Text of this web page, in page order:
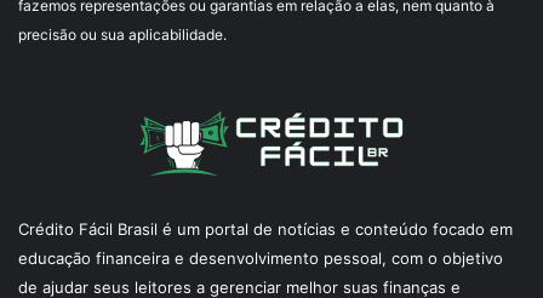
fazemos representações ou garantias em relação a elas, nem quanto à
precisão ou sua aplicabilidade.
Crédito Fácil Brasil é um portal de notícias e conteúdo focado em
educação financeira e desenvolvimento pessoal, com o objetivo
de ajudar seus leitores a gerenciar melhor suas finanças e